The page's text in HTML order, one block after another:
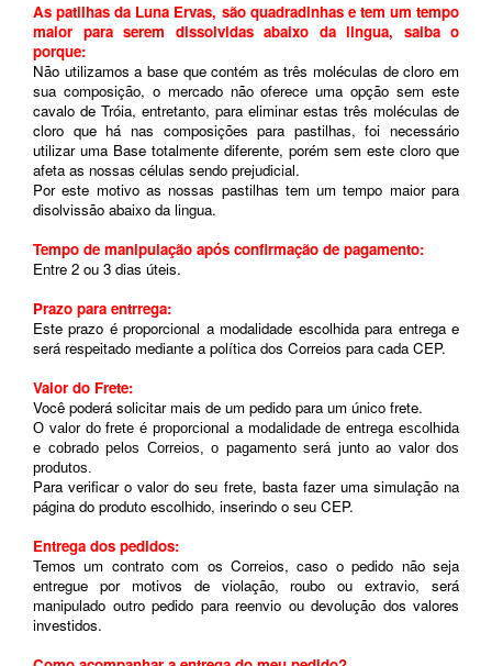
As patilhas da Luna Ervas, são quadradinhas e tem um tempo
maior para serem dissolvidas abaixo da lingua, saiba o
porque:
Não utilizamos a base que contém as três moléculas de cloro em
sua composição, o mercado não oferece uma opção sem este
cavalo de Tróia, entretanto, para eliminar estas três moléculas de
cloro que há nas composições para pastilhas, foi necessário
utilizar uma Base totalmente diferente, porém sem este cloro que
afeta as nossas células sendo prejudicial.
Por este motivo as nossas pastilhas tem um tempo maior para
disolvissão abaixo da lingua.
Tempo de manipulação após confirmação de pagamento:
Entre 2 ou 3 dias úteis.
Prazo para entrrega:
Este prazo é proporcional a modalidade escolhida para entrega e
será respeitado mediante a política dos Correios para cada CEP.
Valor do Frete:
Você poderá solicitar mais de um pedido para um único frete.
O valor do frete é proporcional a modalidade de entrega escolhida
e cobrado pelos Correios, o pagamento será junto ao valor dos
produtos.
Para verificar o valor do seu frete, basta fazer uma simulação na
página do produto escolhido, inserindo o seu CEP.
Entrega dos pedidos:
Temos um contrato com os Correios, caso o pedido não seja
entregue por motivos de violação, roubo ou extravio, será
manipulado outro pedido para reenvio ou devolução dos valores
investidos.